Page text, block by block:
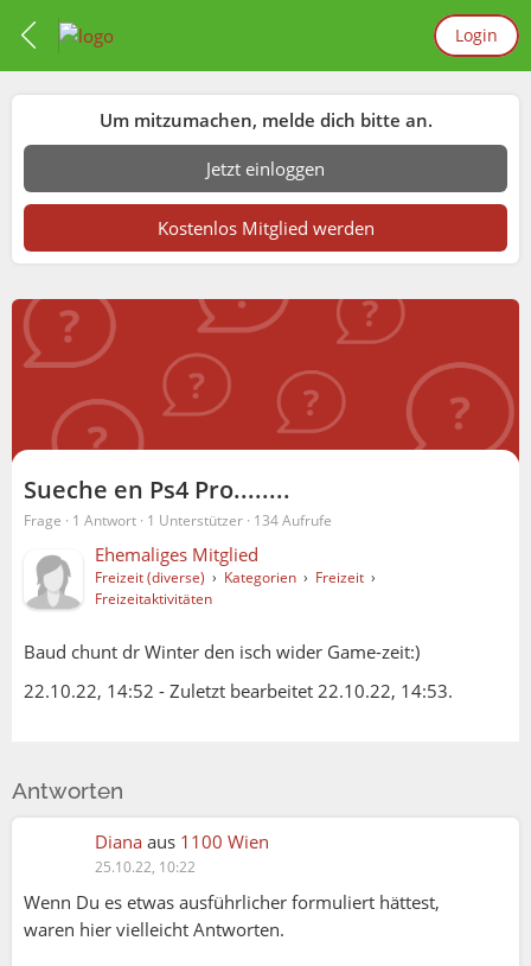
Login
Um mitzumachen, melde dich bitte an.
Jetzt einloggen
Kostenlos Mitglied werden
Sueche en Ps4 Pro........
Frage · 1 Antwort · 1 Unterstützer · 134 Aufrufe
Ehemaliges Mitglied
Freizeit (diverse) › Kategorien › Freizeit ›
Freizeitaktivitäten
Baud chunt dr Winter den isch wider Game-zeit:)
22.10.22, 14:52 - Zuletzt bearbeitet 22.10.22, 14:53.
Antworten
Diana aus 1100 Wien
25.10.22, 10:22
Wenn Du es etwas ausführlicher formuliert hättest,
waren hier vielleicht Antworten.